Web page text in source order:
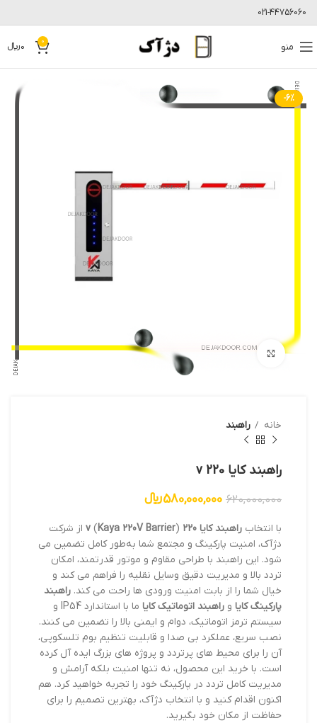
021-44756060
منو 0
0﷼
-6%
بزرگنمایی تصویر
خانه راهبند
راهبند کایا 220 v
620,000,000
580,000,000﷼
با انتخاب راهبند کایا 220 v (Kaya 220V Barrier
) از شرکت
دژآک، امنیت پارکینگ و مجتمع شما به‌طور کامل تضمین می
شود. این راهبند با طراحی مقاوم و موتور قدرتمند، امکان
تردد بالا و مدیریت دقیق وسایل نقلیه را فراهم می کند و
خیال شما را از بابت امنیت ورودی ها راحت می کند. راهبند
پارکینگ کایا و راهبند اتوماتیک کایا
ما با استاندارد IP54 و
سیستم ترمز اتوماتیک، دوام و ایمنی بالا را تضمین می کنند.
نصب سریع، عملکرد بی صدا و قابلیت تنظیم بوم تلسکوپی،
آن را برای محیط های پرتردد و پروژه های بزرگ ایده آل کرده
است. با خرید این محصول، نه تنها امنیت بلکه آرامش و
مدیریت کامل تردد در پارکینگ خود را تجربه خواهید کرد. هم
اکنون اقدام کنید و با انتخاب دژآک، بهترین تصمیم را برای
حفاظت از مکان خود بگیرید.